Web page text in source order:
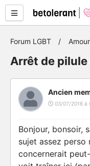
Forum LGBT
Arrêt de
Ancien
03/07/2016 à
Bonjour, bonsoir,
sujet assez perso
concernerait